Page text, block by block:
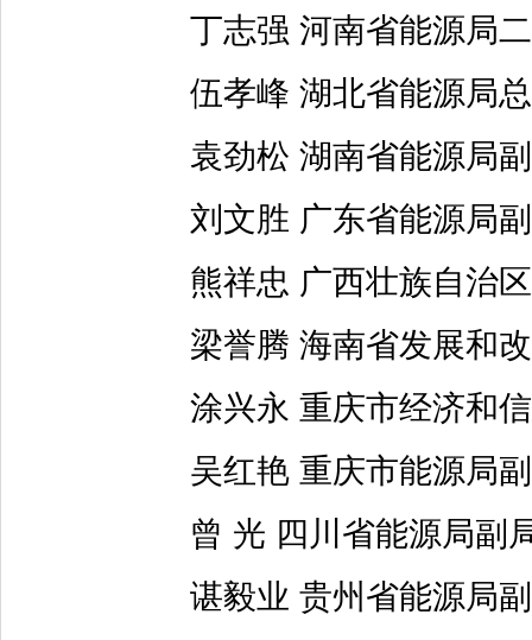
丁志强 河南省能源局二
伍孝峰 湖北省能源局总
袁劲松 湖南省能源局
刘文胜 广东省能源局
熊祥忠 广西壮族自治区
梁誉腾 海南省发展和改
涂兴永 重庆市经济和信
吴红艳 重庆市能源局
曾 光 四川省能源局副
谌毅业 贵州省能源局